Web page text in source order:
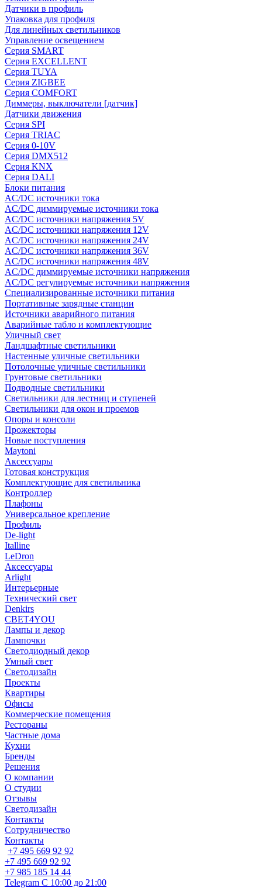
Датчики в профиль
Упаковка для профиля
Для линейных светильников
Управление освещением
Серия SMART
Серия EXCELLENT
Серия TUYA
Серия ZIGBEE
Серия COMFORT
Диммеры, выключатели [датчик]
Датчики движения
Серия SPI
Серия TRIAC
Серия 0-10V
Серия DMX512
Серия KNX
Серия DALI
Блоки питания
AC/DC источники тока
AC/DC диммируемые источники тока
AC/DC источники напряжения 5V
AC/DC источники напряжения 12V
AC/DC источники напряжения 24V
AC/DC источники напряжения 36V
AC/DC источники напряжения 48V
AC/DC диммируемые источники напряжения
AC/DC регулируемые источники напряжения
Специализированные источники питания
Портативные зарядные станции
Источники аварийного питания
Аварийные табло и комплектующие
Уличный свет
Ландшафтные светильники
Настенные уличные светильники
Потолочные уличные светильники
Грунтовые светильники
Подводные светильники
Светильники для лестниц и ступеней
Светильники для окон и проемов
Опоры и консоли
Прожекторы
Новые поступления
Maytoni
Аксессуары
Готовая конструкция
Комплектующие для светильника
Контроллер
Плафоны
Универсальное крепление
Профиль
De-light
Italline
LeDron
Аксессуары
Arlight
Интерьерные
Технический свет
Denkirs
СВЕТ4YOU
Лампы и декор
Лампочки
Светодиодный декор
Умный свет
Светодизайн
Проекты
Квартиры
Офисы
Коммерческие помещения
Рестораны
Частные дома
Кухни
Бренды
Решения
О компании
О студии
Отзывы
Светодизайн
Контакты
Сотрудничество
Контакты
+7 495 669 92 92
+7 495 669 92 92
+7 985 185 14 44
Telegram С 10:00 до 21:00